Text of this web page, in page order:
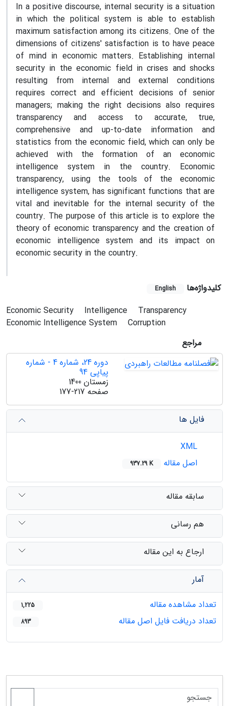
In a positive discourse, internal security is a situation
in which the political system is able to establish
maximum satisfaction among its citizens. One of the
dimensions of citizens' satisfaction is to have peace
of mind in economic matters. Establishing internal
security in the economic field in crises and shocks
resulting from internal and external conditions
requires correct and efficient decisions of senior
managers; making the right decisions also requires
transparency and access to accurate, true,
comprehensive and up-to-date information and
statistics from the economic field, which can only be
achieved with the formation of an economic
intelligence system in the country. Economic
transparency, using the tools of the economic
intelligence system, has significant functions that are
vital and inevitable for the internal security of the
country. The purpose of this article is to explore the
theory of economic transparency and the creation of
economic intelligence system and its impact on
economic security in the country.
کلیدواژه‌ها English
Economic Security Intelligence
Transparency
Economic Intelligence System
Corruption
مراجع
دوره 24، شماره 4 - شماره
پیاپی 94
زمستان 1400
صفحه 177-217
فایل ها
اصل مقاله
937.29 K
سابقه مقاله
هم رسانی
ارجاع به این مقاله
آمار
تعداد مشاهده مقاله
1,225
تعداد دریافت فایل اصل مقاله 893